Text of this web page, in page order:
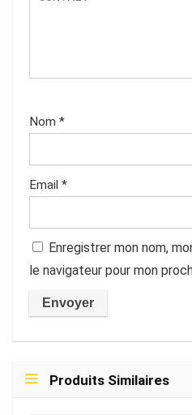
Nom *
Email *
Enregistrer mon nom,
le navigateur pour mon
Produits Similaires